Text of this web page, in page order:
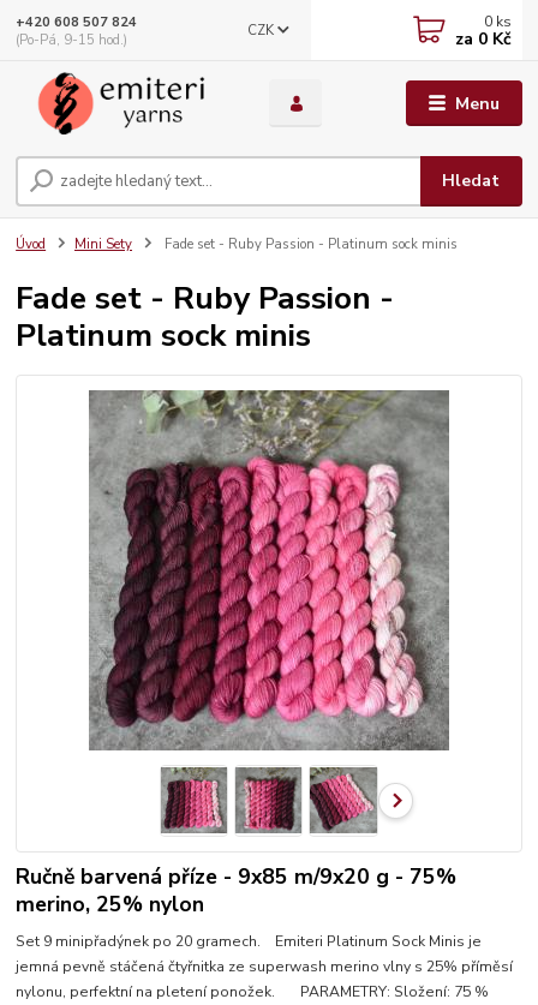
Menu
CZK
Hledat
+420 608 507 824
(Po-Pá, 9-15 hod.)
0 ks
za 0 Kč
Úvod Mini Sety Fade set - Ruby Passion - Platinum sock minis
Fade set - Ruby Passion -
Platinum sock minis
Ručně barvená příze - 9x85 m/9x20 g - 75%
merino, 25% nylon
Set 9 minipřadýnek po 20 gramech. Emiteri Platinum Sock Minis je
jemná pevně stáčená čtyřnitka ze superwash merino vlny s 25% příměsí
nylonu, perfektní na pletení ponožek. PARAMETRY: Složení: 75 %